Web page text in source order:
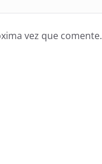
vez que comente.